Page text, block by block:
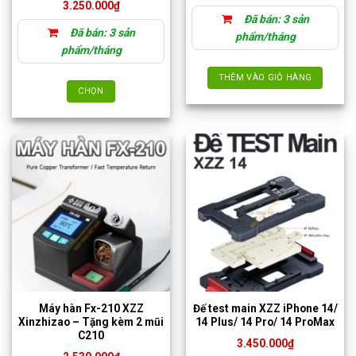
trang
sản
phẩm
3.250.000₫
Đã bán: 3 sản
phẩm/tháng
CHỌN
phẩm
này
có
thể.
Các
tùy
chọn
có
thể
được
chọn
trên
Đã bán: 3 sản
phẩm/tháng
THÊM VÀO GIỎ HÀNG
Máy hàn Fx-210 XZZ
Xinzhizao – Tặng kèm 2 mũi
C210
Đế test main XZZ iPhone 14/
14 Plus/ 14 Pro/ 14 ProMax
3.450.000₫